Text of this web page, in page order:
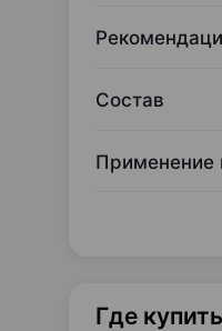
Состав
Применение
Где купить